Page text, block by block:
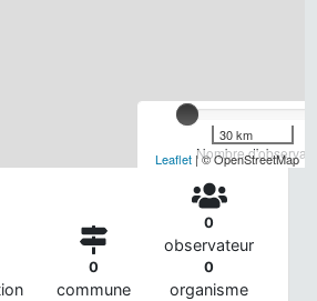
Nombre
30 km
Leaflet | © OpenStreetMap
0
commune
0
observateur
0
organisme